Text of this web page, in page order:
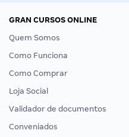
GRAN CURSOS ONLINE
Quem Somos
Como Funciona
Como Comprar
Loja Social
Validador de documentos
Conveniados